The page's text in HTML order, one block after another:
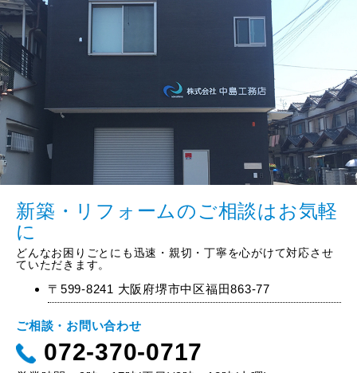
新築・リフォームのご相談はお気軽
に
どんなお困りごとにも迅速・親切・丁寧を心がけて対応させ
ていただきます。
〒599-8241 大阪府堺市中区福田863-77
ご相談・お問い合わせ
072-370-0717